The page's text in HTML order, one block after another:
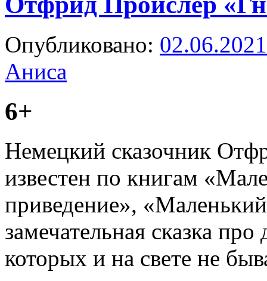
Опубликовано: 02.06.2021
Аниса
6+
Немецкий сказочник
известен по книгам
приведение»,
замечательная сказка
которых и на свете не